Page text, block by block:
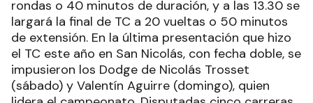
rondas o 40 minutos de duración, y a las 13.30 se
largará la final de TC a 20 vueltas o 50 minutos
de extensión. En la última presentación que hizo
el TC este año en San Nicolás, con fecha doble, se
impusieron los Dodge de Nicolás Trosset
(sábado) y Valentín Aguirre (domingo), quien